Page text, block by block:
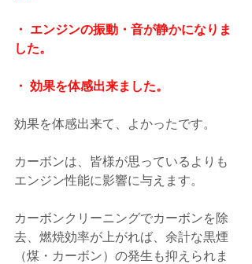
・ エンジンの振動・音が静かになりま
した。
・ 効果を体感出来ました。
効果を体感出来て、よかったです。
カーボンは、皆様が思っているよりも
エンジン性能に影響に与えます。
カーボンクリーニングでカーボンを除
去、燃焼効率が上がれば、余計な黒煙
（煤・カーボン）の発生も抑えられま